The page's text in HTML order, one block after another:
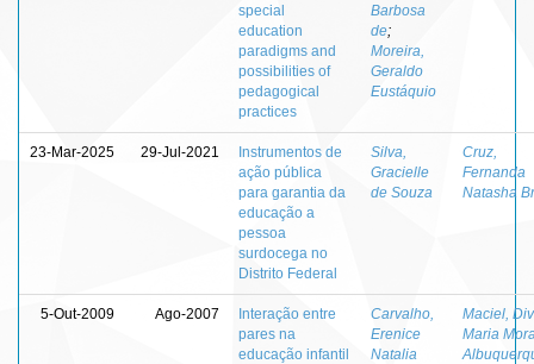
special
education
paradigms and
possibilities of
pedagogical
practices
Barbosa
de;
Moreira,
Geraldo
Eustáquio
23-Mar-2025 29-Jul-2021
Instrumentos de
ação pública
para garantia da
educação a
pessoa
surdocega no
Distrito Federal
Silva,
Gracielle
de Souza
Cruz,
Fernanda
Natasha
5-Out-2009 Ago-2007
Interação entre
pares na
educação infantil
Carvalho,
Erenice
Natalia
Maciel,
Maria